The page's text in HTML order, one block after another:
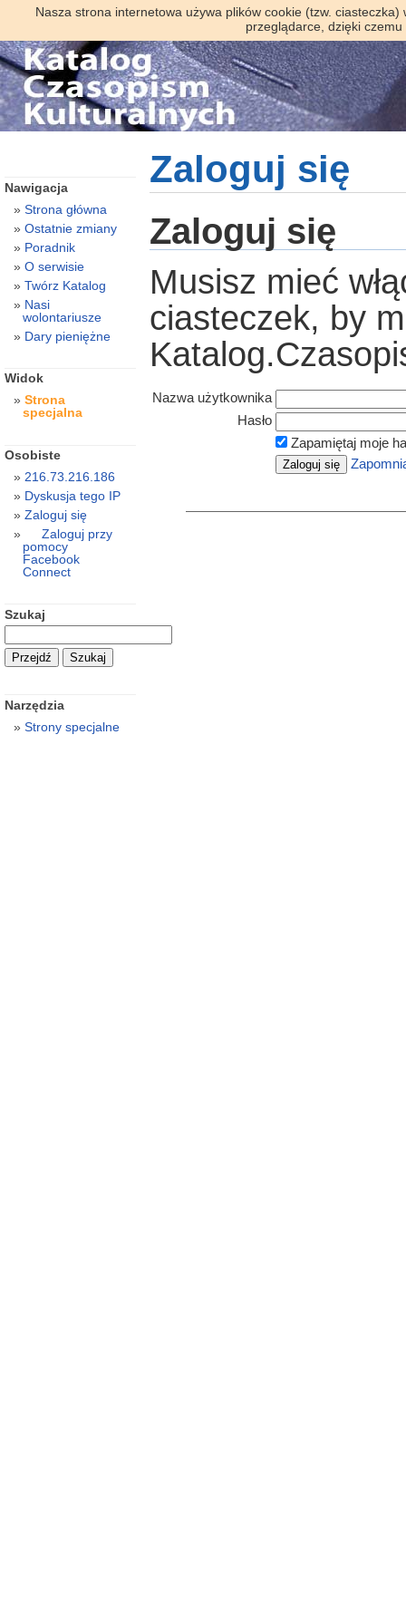
Nasza strona internetowa używa plików cookie (tzw.
przeglądarce, dzięki
Zaloguj się
Zaloguj się
Musisz mieć
ciasteczek, by
Nazwa użytkownika
Hasło
Zapamiętaj moje
Nawigacja
Strona główna
Ostatnie zmiany
Poradnik
O serwisie
Twórz Katalog
Nasi
wolontariusze
Dary pieniężne
Widok
Strona
specjalna
Osobiste
216.73.216.186
Dyskusja tego IP
Zaloguj się
Zaloguj przy
pomocy
Facebook
Connect
Szukaj
Narzędzia
Strony specjalne